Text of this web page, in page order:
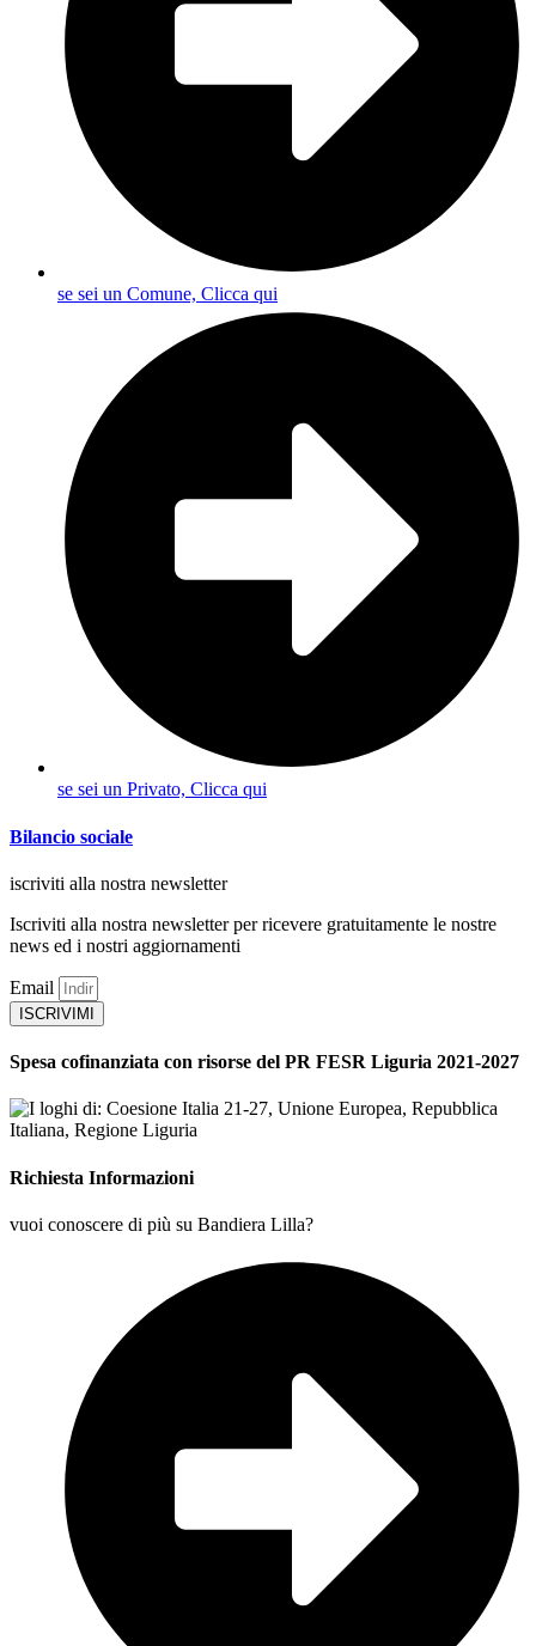
se sei un Comune, Clicca qui
se sei un Privato, Clicca qui
Bilancio sociale
iscriviti alla nostra newsletter
Iscriviti alla nostra newsletter per ricevere gratuitamente le nostre
news ed i nostri aggiornamenti
Email
ISCRIVIMI
Spesa cofinanziata con risorse del PR FESR Liguria 2021-2027
Richiesta Informazioni
vuoi conoscere di più su Bandiera Lilla?